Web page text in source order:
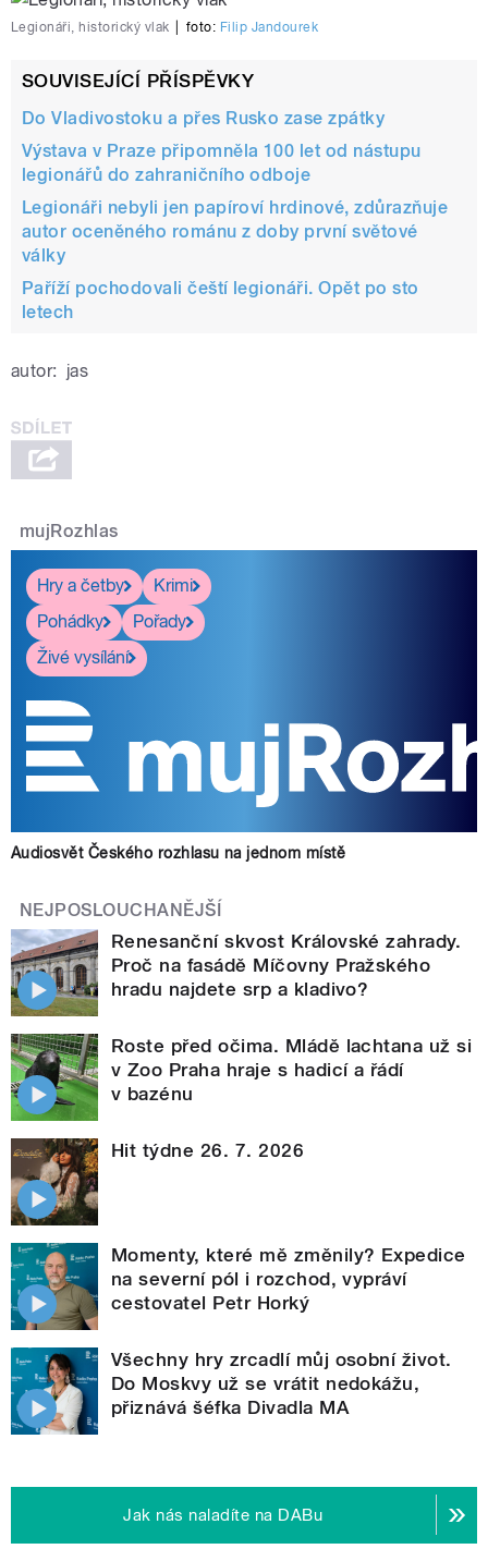
Legionáři, historický vlak foto: Filip Jandourek
SOUVISEJÍCÍ PŘÍSPĚVKY
Do Vladivostoku a přes Rusko zase zpátky
Výstava v Praze připomněla 100 let od nástupu
legionářů do zahraničního odboje
Legionáři nebyli jen papíroví hrdinové, zdůrazňuje
autor oceněného románu z doby první světové
války
Paříží pochodovali čeští legionáři. Opět po sto
letech
autor: jas
mujRozhlas
Hry a četby
Krimi
Pohádky
Pořady
Živé vysílání
Audiosvět Českého rozhlasu na jednom místě
NEJPOSLOUCHANĚJŠÍ
Renesanční skvost Královské zahrady.
Proč na fasádě Míčovny Pražského
hradu najdete srp a kladivo?
Roste před očima. Mládě lachtana už si
v Zoo Praha hraje s hadicí a řádí
v bazénu
Hit týdne 26. 7. 2026
Momenty, které mě změnily? Expedice
na severní pól i rozchod, vypráví
cestovatel Petr Horký
Všechny hry zrcadlí můj osobní život.
Do Moskvy už se vrátit nedokážu,
přiznává šéfka Divadla MA
Jak nás naladíte na DABu